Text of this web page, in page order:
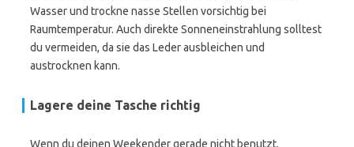
Wasser und trockne nasse Stellen vorsichtig bei
Raumtemperatur. Auch direkte Sonneneinstrahlung solltest
du vermeiden, da sie das Leder ausbleichen und
austrocknen kann.
Lagere deine Tasche richtig
Wenn du deinen Weekender gerade nicht benutzt,